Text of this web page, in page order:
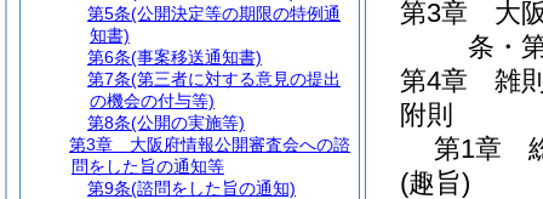
第3章
大
条・
第4章
雑
附則
第1章
(趣旨)
第5条(公開決定等の期限の特例通
知書)
第6条(事案移送通知書)
第7条(第三者に対する意見の提出
の機会の付与等)
第8条(公開の実施等)
第3章
大阪府情報公開審査会への諮
問をした旨の通知等
第9条(諮問をした旨の通知)